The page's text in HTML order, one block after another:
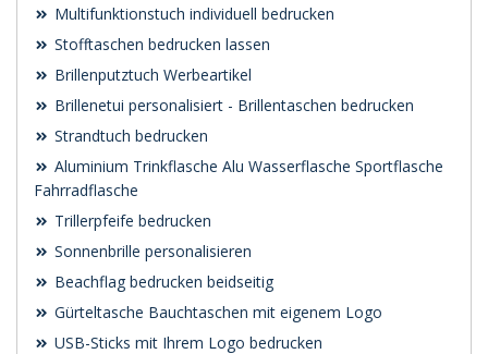
Multifunktionstuch individuell bedrucken
Stofftaschen bedrucken lassen
Brillenputztuch Werbeartikel
Brillenetui personalisiert - Brillentaschen bedrucken
Strandtuch bedrucken
Aluminium Trinkflasche Alu Wasserflasche Sportflasche
Fahrradflasche
Trillerpfeife bedrucken
Sonnenbrille personalisieren
Beachflag bedrucken beidseitig
Gürteltasche Bauchtaschen mit eigenem Logo
USB-Sticks mit Ihrem Logo bedrucken